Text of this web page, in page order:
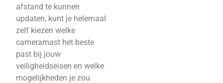
afstand te kunnen
updaten, kunt je helemaal
zelf kiezen welke
cameramast het beste
past bij jouw
veiligheidseisen en welke
mogelijkheden je zou